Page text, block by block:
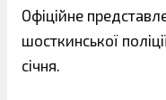
Офіційне
шосткинської
січня.